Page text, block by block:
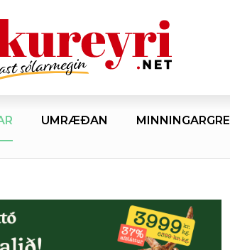
UMRÆÐAN